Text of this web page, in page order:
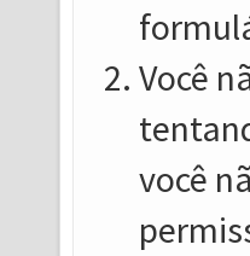
Você
você